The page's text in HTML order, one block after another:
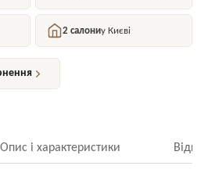
2 салониу Києві
Опис і характеристики